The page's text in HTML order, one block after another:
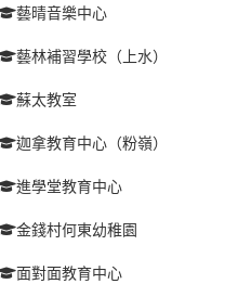
藝晴音樂中心
藝林補習學校（上水）
蘇太教室
迦拿教育中心（粉嶺）
進學堂教育中心
金錢村何東幼稚園
面對面教育中心